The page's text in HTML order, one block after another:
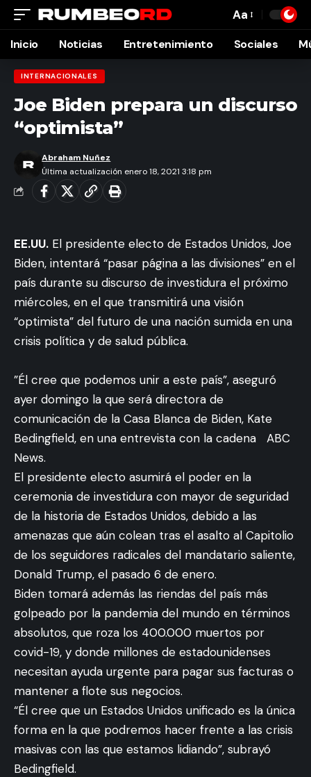
Font
Resizer
Aa
Inicio Noticias Entretenimiento Sociales
INTERNACIONALES
Joe Biden prepara un discurso
“optimista”
Última actualización enero 18, 2021 3:18 pm
Abraham Nuñez
EE.UU. El presidente electo de Estados Unidos, Joe
Biden, intentará “pasar página a las divisiones” en el
país durante su discurso de investidura el próximo
miércoles, en el que transmitirá una visión
“optimista” del futuro de una nación sumida en una
crisis política y de salud pública.
”Él cree que podemos unir a este país”, aseguró
ayer domingo la que será directora de
comunicación de la Casa Blanca de Biden, Kate
Bedingfield, en una entrevista con la cadena ABC
News.
El presidente electo asumirá el poder en la
ceremonia de investidura con mayor de seguridad
de la historia de Estados Unidos, debido a las
amenazas que aún colean tras el asalto al Capitolio
de los seguidores radicales del mandatario saliente,
Donald Trump, el pasado 6 de enero.
Biden tomará además las riendas del país más
golpeado por la pandemia del mundo en términos
absolutos, que roza los 400.000 muertos por
covid-19, y donde millones de estadounidenses
necesitan ayuda urgente para pagar sus facturas o
mantener a flote sus negocios.
“Él cree que un Estados Unidos unificado es la única
forma en la que podremos hacer frente a las crisis
masivas con las que estamos lidiando”, subrayó
Bedingfield.